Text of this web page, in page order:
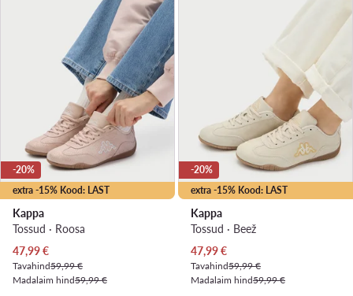
extra -15% Kood: LAST
-20%
Kappa
Tossud · Roosa
Praegune hind
47,99€
Tavahind59,99 €
Madalaim hind59,99 €
extra -15% Kood: LAST
-20%
Kappa
Tossud · Beež
Praegune hind
47,99€
Tavahind59,99 €
Madalaim hind59,99 €